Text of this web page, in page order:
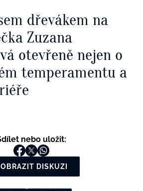
dřevákem na
Zuzana
otevřeně nejen o
temperamentu a
nebo uložit:
DISKUZI